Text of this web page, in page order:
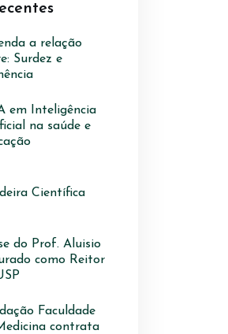
a relação
Surdez e
em Inteligência
na saúde e
Científica
do Prof. Aluisio
como Reitor
Faculdade
contrata